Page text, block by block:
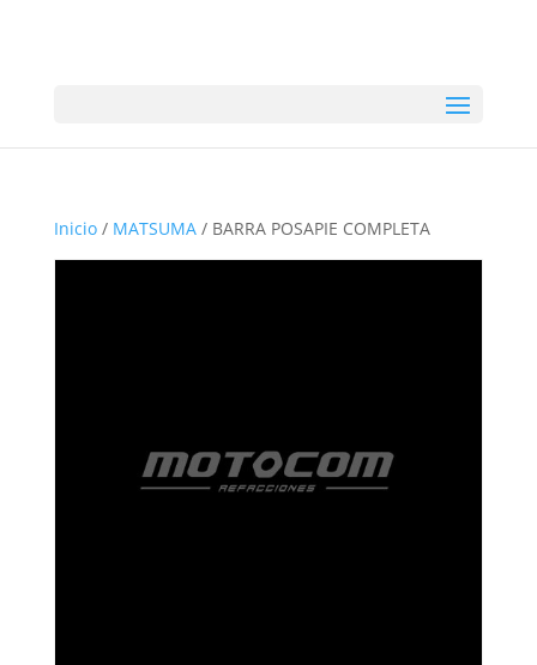
Inicio/ MATSUMA/ BARRA POSAPIE COMPLETA